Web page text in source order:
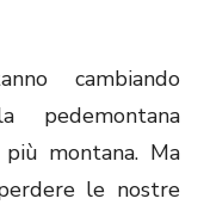
cambiando
pedemontana
montana. Ma
le nostre